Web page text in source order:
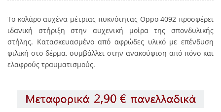
Το κολάρο αυχένα μέτριας πυκνότητας Oppo 4092 προσφέρει
ιδανική στήριξη στην αυχενική μοίρα της σπονδυλικής
στήλης. Κατασκευασμένο από αφρώδες υλικό με επένδυση
φιλική στο δέρμα, συμβάλλει στην ανακούφιση από πόνο και
ελαφρούς τραυματισμούς.